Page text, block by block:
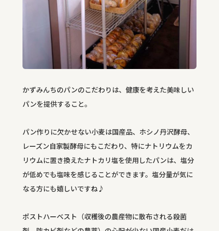
かずみんちのパンのこだわりは、健康を考えた美味しい
パンを提供すること。
パン作りに欠かせない小麦は国産品、ホシノ丹沢酵母、
レーズン自家製酵母にもこだわり、特にナトリウムをカ
リウムに置き換えたナトカリ塩を使用したパンは、塩分
が低めでも塩味を感じることができます。塩分量が気に
なる方にも嬉しいですね♪
ポストハーベスト（収穫後の農産物に散布される殺菌